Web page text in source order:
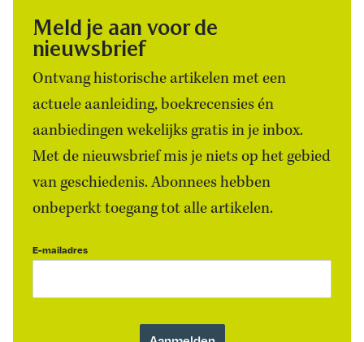
Meld je aan voor de
nieuwsbrief
Ontvang historische artikelen met een
actuele aanleiding, boekrecensies én
aanbiedingen wekelijks gratis in je inbox.
Met de nieuwsbrief mis je niets op het gebied
van geschiedenis. Abonnees hebben
onbeperkt toegang tot alle artikelen.
E-mailadres